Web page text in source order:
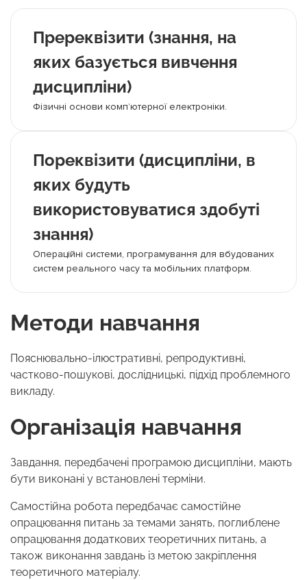
Пререквізити (знання, на
яких базується вивчення
дисципліни)
Фізичні основи комп’ютерної електроніки.
Пореквізити (дисципліни, в
яких будуть
використовуватися здобуті
знання)
Операційні системи, програмування для вбудованих
систем реального часу та мобільних платформ.
Методи навчання
Пояснювально-ілюстративні, репродуктивні,
частково-пошукові, дослідницькі, підхід проблемного
викладу.
Організація навчання
Завдання, передбачені програмою дисципліни, мають
бути виконані у встановлені терміни.
Самостійна робота передбачає самостійне
опрацювання питань за темами занять, поглиблене
опрацювання додаткових теоретичних питань, а
також виконання завдань із метою закріплення
теоретичного матеріалу.